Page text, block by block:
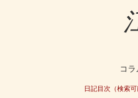
コラ
日記目次（検索可